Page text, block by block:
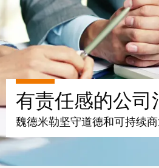
回
产
品
联
接
技
术
解决方案
回
解
决
方
案
联
接
服务
回
服
务
定
制
化
产
公司
回
公
司
我
们
的
公
回
魏
德
米
勒
在
中
国
有责任感的公司
魏德米勒坚守道德和可持续